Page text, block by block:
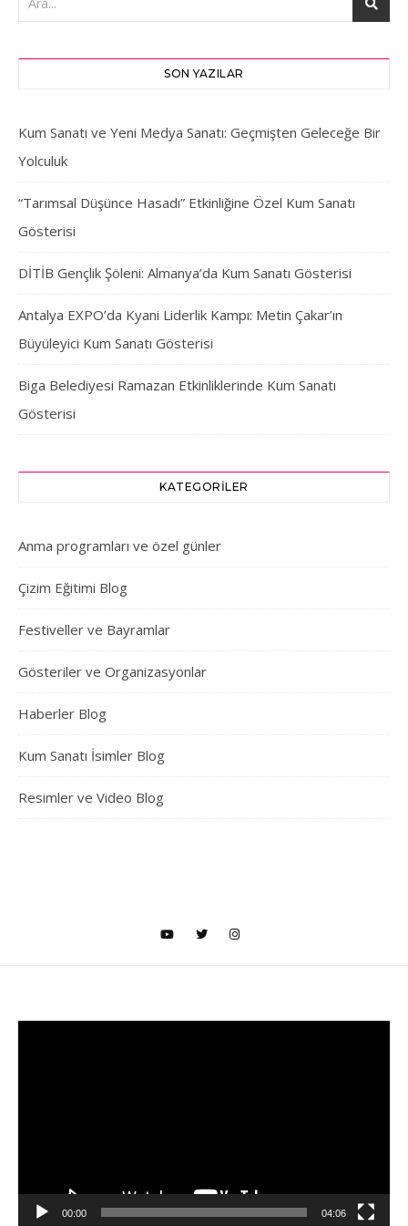
SON YAZILAR
Kum Sanatı ve Yeni Medya Sanatı: Geçmişten Geleceğe Bir
Yolculuk
“Tarımsal Düşünce Hasadı” Etkinliğine Özel Kum Sanatı
Gösterisi
DİTİB Gençlik Şöleni: Almanya’da Kum Sanatı Gösterisi
Antalya EXPO’da Kyani Liderlik Kampı: Metin Çakar’ın
Büyüleyici Kum Sanatı Gösterisi
Biga Belediyesi Ramazan Etkinliklerinde Kum Sanatı
Gösterisi
KATEGORILER
Anma programları ve özel günler
Çizim Eğitimi Blog
Festiveller ve Bayramlar
Gösteriler ve Organizasyonlar
Haberler Blog
Kum Sanatı İsimler Blog
Resimler ve Video Blog
00:00 04:06